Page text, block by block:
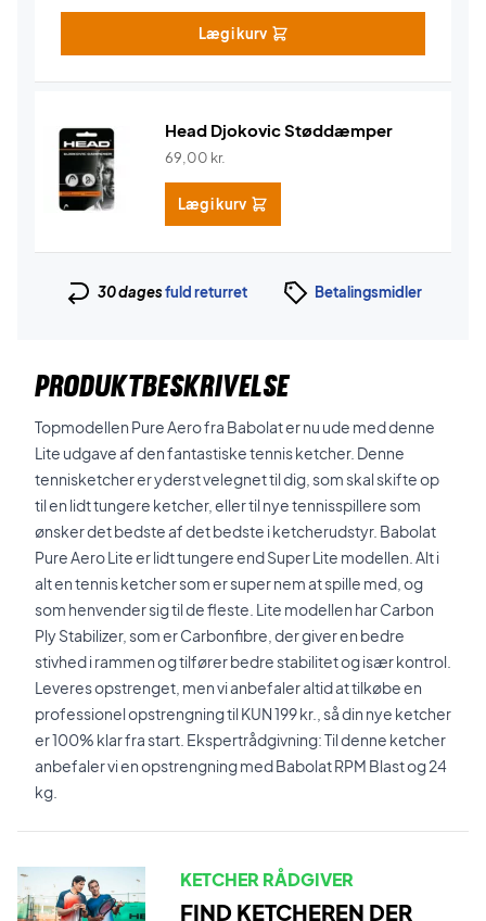
Læg i kurv
Head Djokovic Støddæmper
69,00 kr.
Læg i kurv
30 dagesfuld returret Betalingsmidler
PRODUKTBESKRIVELSE
Topmodellen Pure Aero fra Babolat er nu ude med denne
Lite udgave af den fantastiske tennis ketcher. Denne
tennisketcher er yderst velegnet til dig, som skal skifte op
til en lidt tungere ketcher, eller til nye tennisspillere som
ønsker det bedste af det bedste i ketcherudstyr. Babolat
Pure Aero Lite er lidt tungere end Super Lite modellen. Alt i
alt en tennis ketcher som er super nem at spille med, og
som henvender sig til de fleste. Lite modellen har Carbon
Ply Stabilizer, som er Carbonfibre, der giver en bedre
stivhed i rammen og tilfører bedre stabilitet og især kontrol.
Leveres opstrenget, men vi anbefaler altid at tilkøbe en
professionel opstrengning til KUN 199 kr., så din nye ketcher
er 100% klar fra start. Ekspertrådgivning: Til denne ketcher
anbefaler vi en opstrengning med Babolat RPM Blast og 24
kg.
KETCHER RÅDGIVER
FIND KETCHEREN DER